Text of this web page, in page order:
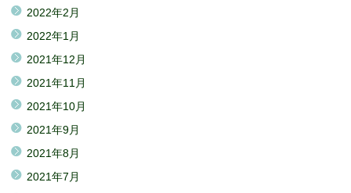
2022年2月
2022年1月
2021年12月
2021年11月
2021年10月
2021年9月
2021年8月
2021年7月